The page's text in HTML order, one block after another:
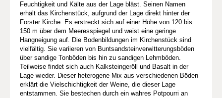
Feuchtigkeit und Kälte aus der Lage bläst. Seinen Namen
erhält das Kirchenstück, aufgrund der Lage direkt hinter der
Forster Kirche. Es erstreckt sich auf einer Höhe von 120 bis
150 m über dem Meeresspiegel und weist eine geringe
Hangneigung auf. Die Bodenbildungen im Kirchenstück sind
vielfältig. Sie variieren von Buntsandsteinverwitterungsböden
über sandige Tonböden bis hin zu sandigen Lehmböden.
Teilweise findet sich auch Kalksteingeröll und Basalt in der
Lage wieder. Dieser heterogene Mix aus verschiedenen Böden
erklärt die Vielschichtigkeit der Weine, die dieser Lage
entstammen. Sie bestechen durch ein wahres Potpourri an